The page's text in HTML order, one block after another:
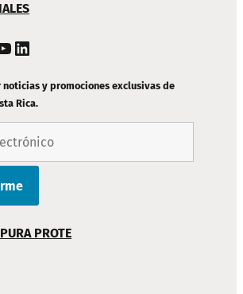
LinkedIn
y promociones exclusivas de
Rica.
PROTE